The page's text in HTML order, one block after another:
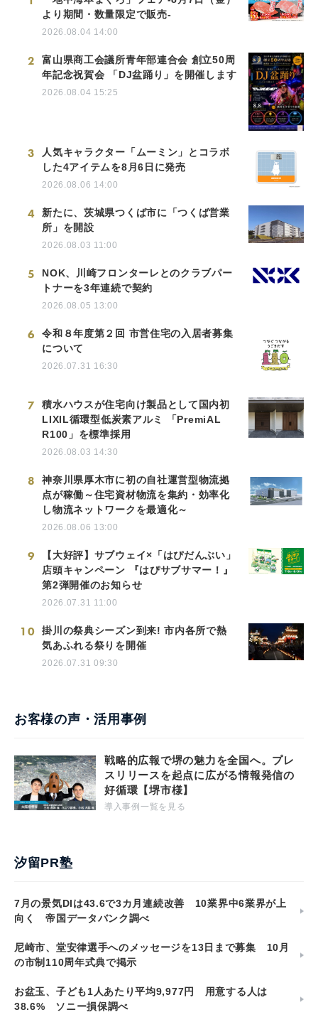
より期間・数量限定で販売-
2026.08.04 14:00
2
富山県商工会議所青年部連合会 創立50周
年記念祝賀会 「DJ盆踊り」を開催します
2026.08.04 15:25
3
人気キャラクター「ムーミン」とコラボ
した4アイテムを8月6日に発売
2026.08.06 14:00
4
新たに、茨城県つくば市に「つくば営業
所」を開設
2026.08.03 11:00
5
NOK、川崎フロンターレとのクラブパー
トナーを3年連続で契約
2026.08.05 13:00
6
令和８年度第２回 市営住宅の入居者募集
について
2026.07.31 16:30
7
積水ハウスが住宅向け製品として国内初
LIXIL循環型低炭素アルミ 「PremiAL
R100」を標準採用
2026.08.03 14:30
8
神奈川県厚木市に初の自社運営型物流拠
点が稼働～住宅資材物流を集約・効率化
し物流ネットワークを最適化～
2026.08.06 13:00
9
【大好評】サブウェイ×「はぴだんぶい」
店頭キャンペーン 『はぴサブサマー！』
第2弾開催のお知らせ
2026.07.31 11:00
10
掛川の祭典シーズン到来! 市内各所で熱
気あふれる祭りを開催
2026.07.31 09:30
お客様の声・活用事例
戦略的広報で堺の魅力を全国へ。プレ
スリリースを起点に広がる情報発信の
好循環【堺市様】
導入事例一覧を見る
汐留PR塾
7月の景気DIは43.6で3カ月連続改善 10業界中6業界が上
向く 帝国データバンク調べ
尼崎市、堂安律選手へのメッセージを13日まで募集 10月
の市制110周年式典で掲示
お盆玉、子ども1人あたり平均9,977円 用意する人は
38.6% ソニー損保調べ